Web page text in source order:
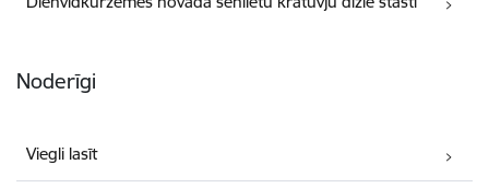
Noderīgi
Viegli lasīt